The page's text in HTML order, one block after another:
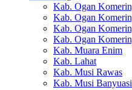
Kab. Ogan
Kab. Ogan
Kab. Ogan
Kab. Ogan
Kab. Muara Enim
Kab. Lahat
Kab. Musi Rawas
Kab. Musi